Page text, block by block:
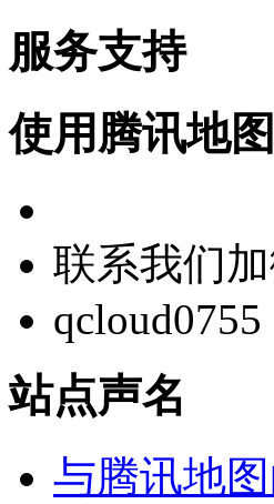
服务支持
使用腾讯地图
联系我们
qcloud0755
站点声名
与腾讯地